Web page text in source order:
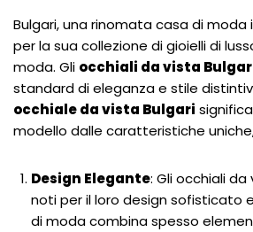
Bulgari, una rinomata casa di
per la sua collezione di gioielli di
moda. Gli occhiali da vista
standard di eleganza e stile
occhiale da vista Bulgari
modello dalle caratteristiche
Design Elegante: Gli occhiali da
noti per il loro design sofisticato
di moda combina spesso